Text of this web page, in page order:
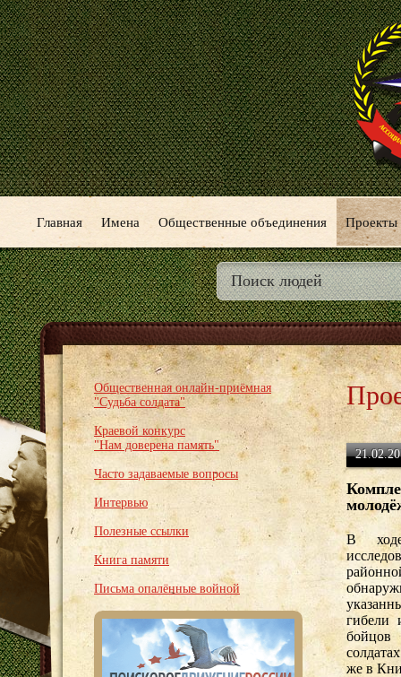
Главная Имена Общественные объединения Проекты
Общественная онлайн-приёмная
"Судьба солдата"
Краевой конкурс
"Нам доверена память"
Часто задаваемые вопросы
Интервью
Полезные ссылки
Книга памяти
Письма опалённые войной
В ходе
гибели
бойцов
же в